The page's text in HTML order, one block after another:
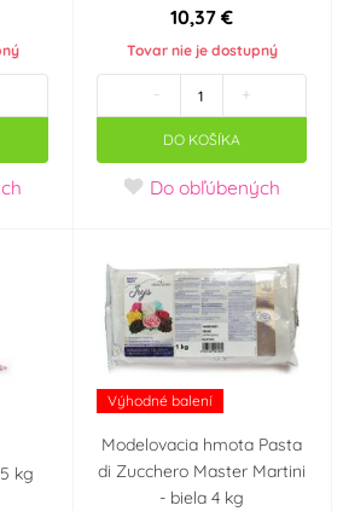
Německo
šance ke koupi
10,37 €
Tovar nie je dostupný
- +
DO KOŠÍKA
Do obľúbených
kg
Výhodné balení
Modelovacia hmota Pasta
di Zucchero Master Martini
- biela 4 kg